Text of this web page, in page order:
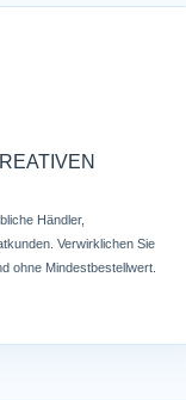
Händler,
Verwirklichen Sie
ohne Mindestbestellwert.